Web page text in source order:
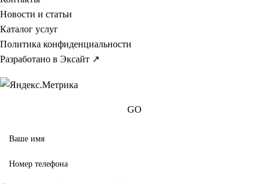
Новости и статьи
Каталог услуг
Политика конфиденциальности
Разработано в Эксайт ↗
GO